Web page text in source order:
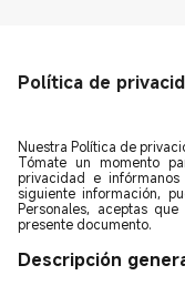
Política de
Nuestra Política de
Tómate un momento
privacidad e
siguiente información,
Personales, aceptas
presente documento.
Descripción